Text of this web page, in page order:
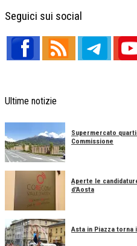
Seguici sui social
Ultime notizie
Supermercato
Commissione
Aperte le
d'Aosta
Asta in Piazza torna